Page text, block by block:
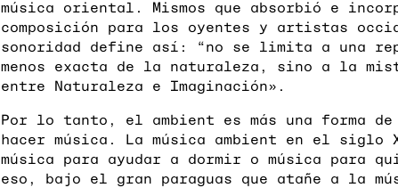
música oriental. Mismos que absorbió e
composición para los oyentes y artistas
sonoridad define así: “no se limita a una
menos exacta de la naturaleza, sino a la
entre Naturaleza e Imaginación».
Por lo tanto, el ambient es más una forma de
hacer música. La música ambient en el siglo
música para ayudar a dormir o música para
eso, bajo el gran paraguas que atañe a la